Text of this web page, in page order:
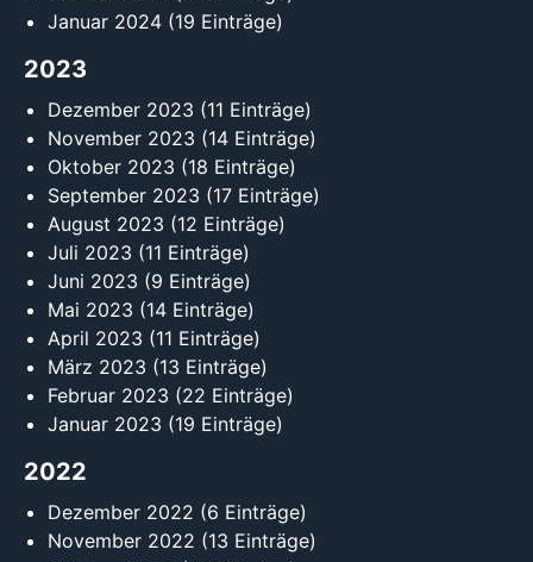
Januar 2024 (19 Einträge)
2023
Dezember 2023 (11 Einträge)
November 2023 (14 Einträge)
Oktober 2023 (18 Einträge)
September 2023 (17 Einträge)
August 2023 (12 Einträge)
Juli 2023 (11 Einträge)
Juni 2023 (9 Einträge)
Mai 2023 (14 Einträge)
April 2023 (11 Einträge)
März 2023 (13 Einträge)
Februar 2023 (22 Einträge)
Januar 2023 (19 Einträge)
2022
Dezember 2022 (6 Einträge)
November 2022 (13 Einträge)